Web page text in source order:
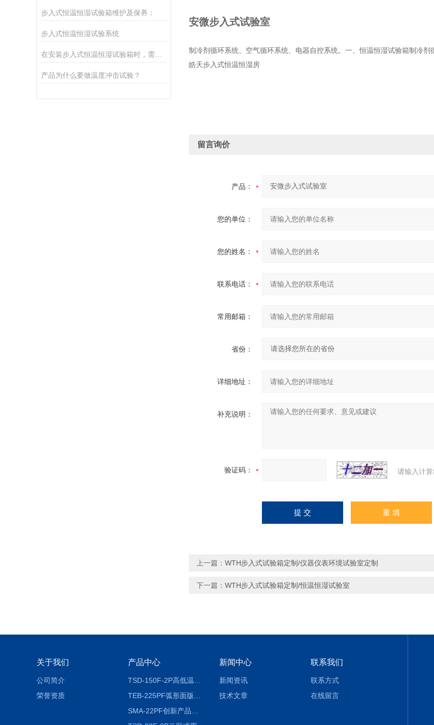
步入式恒温恒湿试验箱维护及保养：
步入式恒温恒湿试验系统
产品为什么要做温度冲击试验？
安微步入式试验室
制冷剂循环系统、空气循环系统、电器自控系统。一、恒温恒湿试验箱制冷
皓天步入式恒温恒湿房
留言询价
产品：
您的单位：
您的姓名：
联系电话：
常用邮箱：
省份：
详细地址：
补充说明：
验证码： 请输入计
上一篇： WTH步入式试验箱定制/仪器仪表环境试验室定制
下一篇： WTH步入式试验箱定制/恒温恒湿试验室
关于我们
公司简介
荣誉资质
产品中心 新闻中心
新闻资讯
技术文章
联系我们
联系方式
在线留言